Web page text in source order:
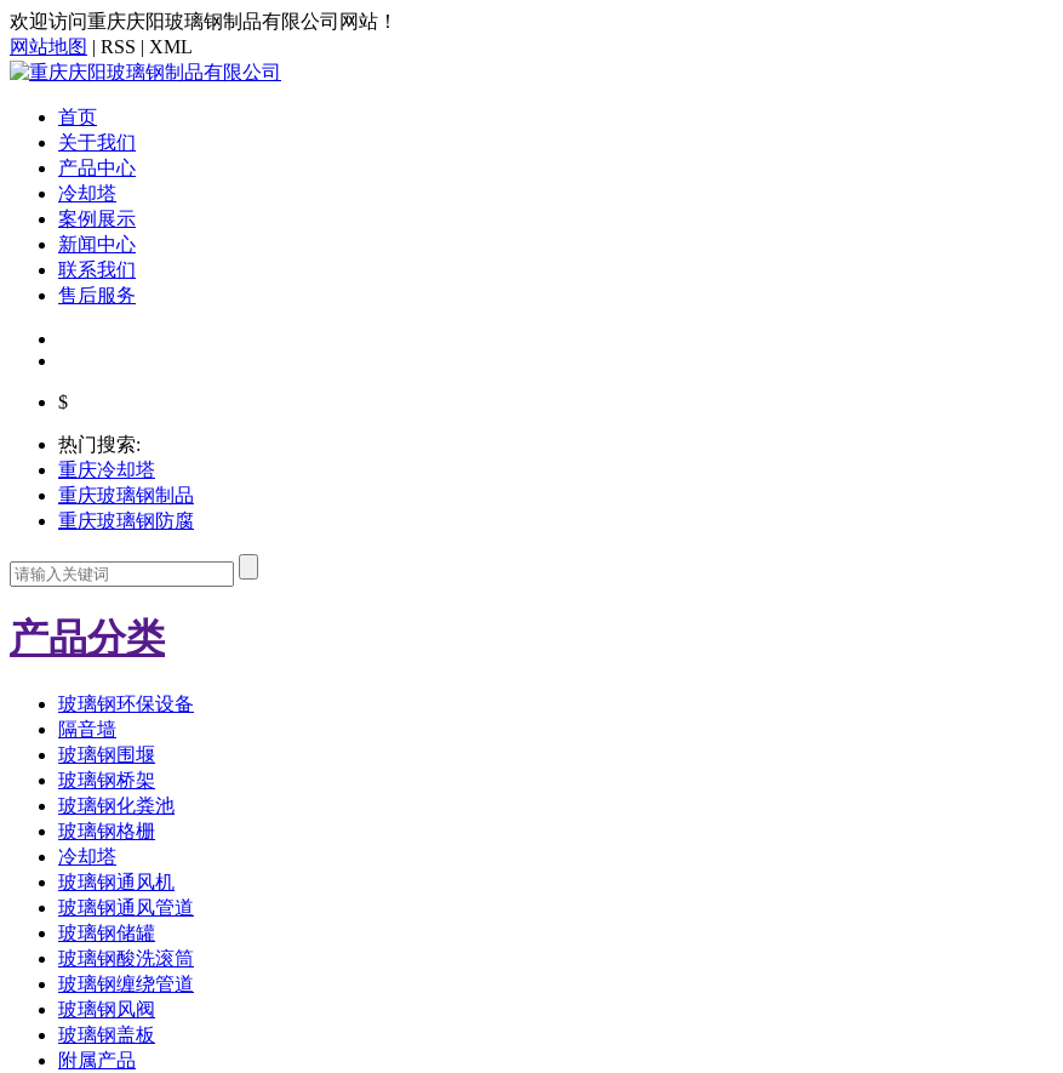
欢迎访问重庆庆阳玻璃钢制品有限公司网站！
网站地图 | RSS | XML
首页
关于我们
产品中心
冷却塔
案例展示
新闻中心
联系我们
售后服务
$
热门搜索:
重庆冷却塔
重庆玻璃钢制品
重庆玻璃钢防腐
产品分类
玻璃钢环保设备
隔音墙
玻璃钢围堰
玻璃钢桥架
玻璃钢化粪池
玻璃钢格栅
冷却塔
玻璃钢通风机
玻璃钢通风管道
玻璃钢储罐
玻璃钢酸洗滚筒
玻璃钢缠绕管道
玻璃钢风阀
玻璃钢盖板
附属产品